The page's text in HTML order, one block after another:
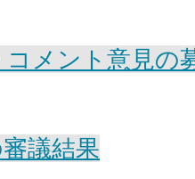
メント意見の
議結果